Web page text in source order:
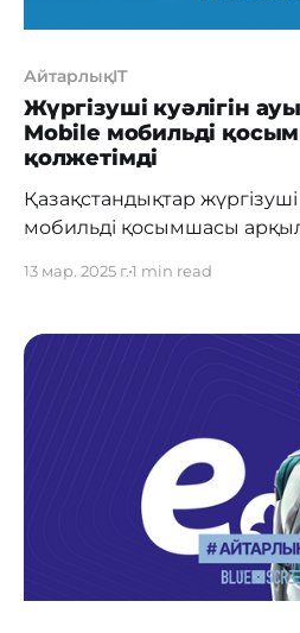
АйтарлықIT
Жүргізуші куәлігін
Mobile мобильді
қолжетімді
Қазақстандықтар
мобильді қосымшасы
аяқталған, құжат жоғалған,
қолжетімді. Қызмет іске
000-нан астам адам пайдаланды.
басты ерекшелігі – бұрын
немесе төлқұжаттағы
мүмкіндігі. Негізгі шарт
13 мар. 2025 г.1 min read